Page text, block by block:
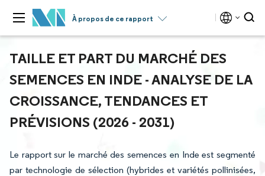
À propos de ce rapport
TAILLE ET PART DU MARCHÉ DES
SEMENCES EN INDE - ANALYSE DE LA
CROISSANCE, TENDANCES ET
PRÉVISIONS (2026 - 2031)
Le rapport sur le marché des semences en Inde est segmenté
par technologie de sélection (hybrides et variétés pollinisées,